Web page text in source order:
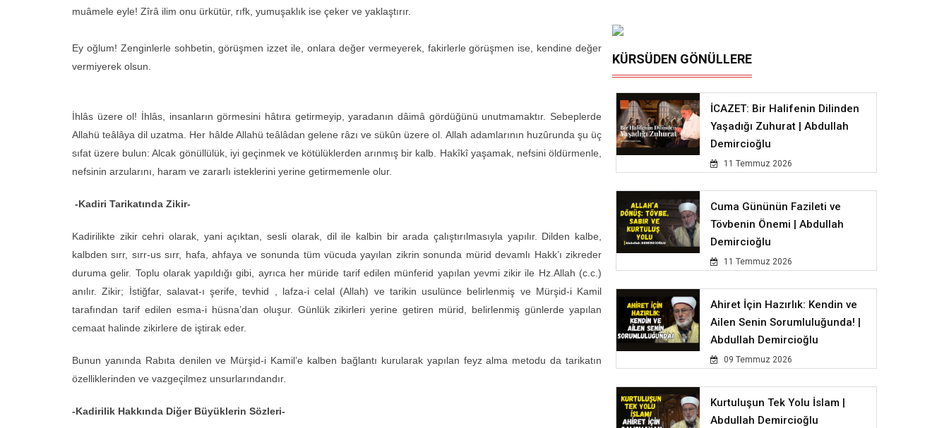
muâmele eyle! Zîrâ ilim onu ürkütür, rıfk, yumuşaklık ise çeker ve yaklaştırır.
Ey oğlum! Zenginlerle sohbetin, görüşmen izzet ile, onlara değer vermeyerek, fakirlerle görüşmen ise, kendine değer
vermiyerek olsun.
İhlâs üzere ol! İhlâs, insanların görmesini hâtıra getirmeyip, yaradanın dâimâ gördüğünü unutmamaktır. Sebeplerde
Allahü teâlâya dil uzatma. Her hâlde Allahü teâlâdan gelene râzı ve sükûn üzere ol. Allah adamlarının huzûrunda şu üç
sıfat üzere bulun: Alcak gönüllülük, iyi geçinmek ve kötülüklerden arınmış bir kalb. Hakîkî yaşamak, nefsini öldürmenle,
nefsinin arzularını, haram ve zararlı isteklerini yerine getirmemenle olur.
-Kadiri Tarikatında Zikir-
Kadirilikte zikir cehri olarak, yani açıktan, sesli olarak, dil ile kalbin bir arada çalıştırılmasıyla yapılır. Dilden kalbe,
kalbden sırr, sırr-us sırr, hafa, ahfaya ve sonunda tüm vücuda yayılan zikrin sonunda mürid devamlı Hakk’ı zikreder
duruma gelir. Toplu olarak yapıldığı gibi, ayrıca her müride tarif edilen münferid yapılan yevmi zikir ile Hz.Allah (c.c.)
anılır. Zikir; İstiğfar, salavat-ı şerife, tevhid , lafza-i celal (Allah) ve tarikin usulünce belirlenmiş ve Mürşid-i Kamil
tarafından tarif edilen esma-i hüsna’dan oluşur. Günlük zikirleri yerine getiren mürid, belirlenmiş günlerde yapılan
cemaat halinde zikirlere de iştirak eder.
Bunun yanında Rabıta denilen ve Mürşid-i Kamil’e kalben bağlantı kurularak yapılan feyz alma metodu da tarikatın
özelliklerinden ve vazgeçilmez unsurlarındandır.
-Kadirilik Hakkında Diğer Büyüklerin Sözleri-
KÜRSÜDEN GÖNÜLLERE
İCAZET: Bir Halifenin Dilinden
Yaşadığı Zuhurat | Abdullah
Demircioğlu
11 Temmuz 2026
Cuma Gününün Fazileti ve
Tövbenin Önemi | Abdullah
Demircioğlu
11 Temmuz 2026
Ahiret İçin Hazırlık: Kendin ve
Ailen Senin Sorumluluğunda! |
Abdullah Demircioğlu
09 Temmuz 2026
Kurtuluşun Tek Yolu İslam |
Abdullah Demircioğlu